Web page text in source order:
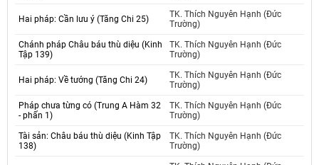
Hai pháp: Cần lưu ý (Tăng Chi 25)
TK. Thích Nguyên Hạnh (Đức
Trường)
Chánh pháp Châu báu thù diệu (Kinh
Tập 139)
TK. Thích Nguyên Hạnh (Đức
Trường)
Hai pháp: Về tướng (Tăng Chi 24)
TK. Thích Nguyên Hạnh (Đức
Trường)
Pháp chưa từng có (Trung A Hàm 32
- phấn 1)
TK. Thích Nguyên Hạnh (Đức
Trường)
Tài sản: Châu báu thù diệu (Kinh Tập
138)
TK. Thích Nguyên Hạnh (Đức
Trường)